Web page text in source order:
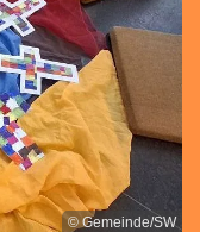
© Gemeinde/SW